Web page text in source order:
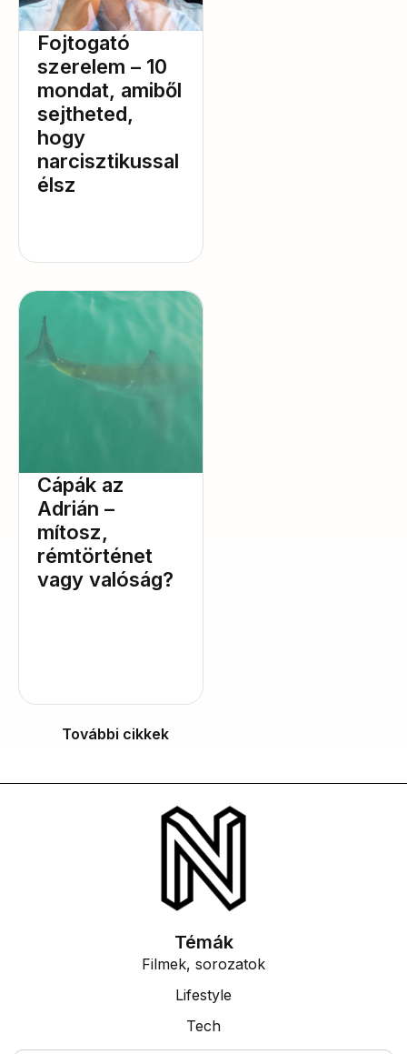
Fojtogató
szerelem – 10
mondat, amiből
sejtheted,
hogy
narcisztikussal
élsz
Cápák az
Adrián –
mítosz,
rémtörténet
vagy valóság?
További cikkek
Témák
Filmek, sorozatok
Lifestyle
Tech